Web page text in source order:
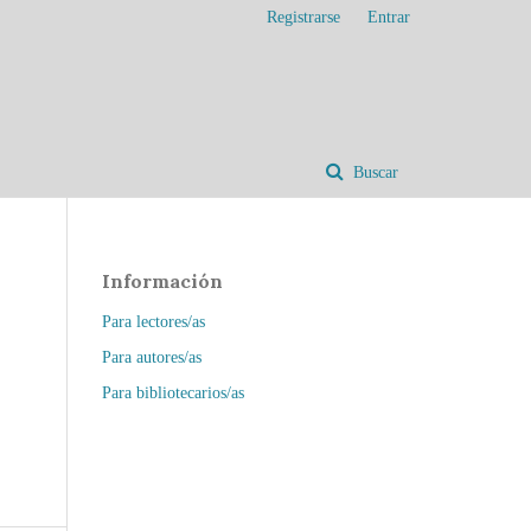
Buscar
Registrarse Entrar
Información
Para lectores/as
Para autores/as
Para bibliotecarios/as